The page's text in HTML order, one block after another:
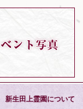
新生田上霊園について